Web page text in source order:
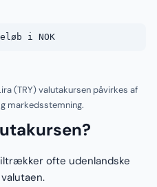
i NOK
(TRY) valutakursen påvirkes af
markedsstemning.
ofte udenlandske